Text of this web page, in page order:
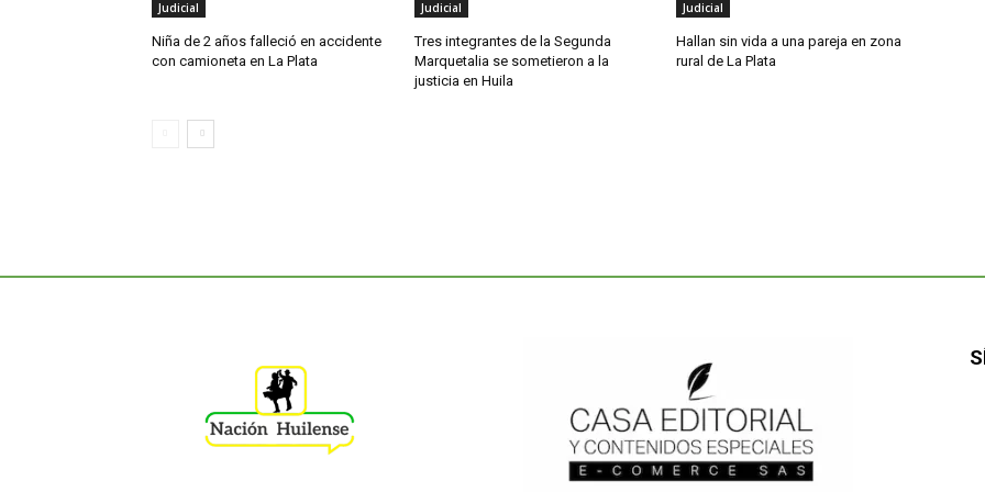
Judicial
Niña de 2 años falleció en accidente
con camioneta en La Plata
Judicial
Tres integrantes de la Segunda
Marquetalia se sometieron a la
justicia en Huila
Judicial
Hallan sin vida a una pareja en zona
rural de La Plata